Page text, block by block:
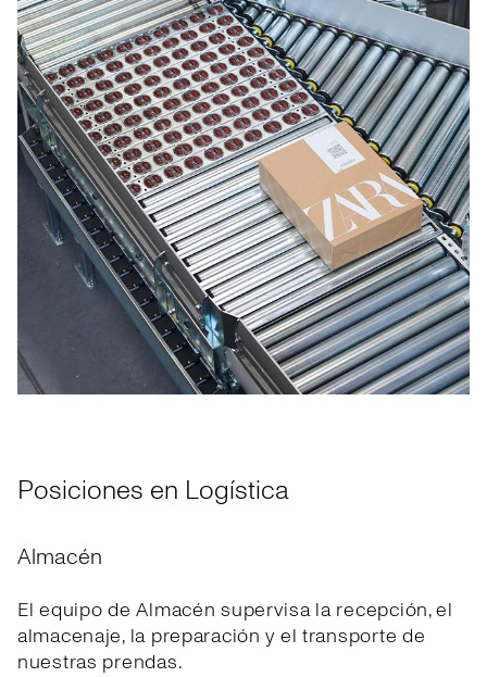
Posiciones en Logística
Almacén
El equipo de Almacén supervisa la recepción, el
almacenaje, la preparación y el transporte de
nuestras prendas.